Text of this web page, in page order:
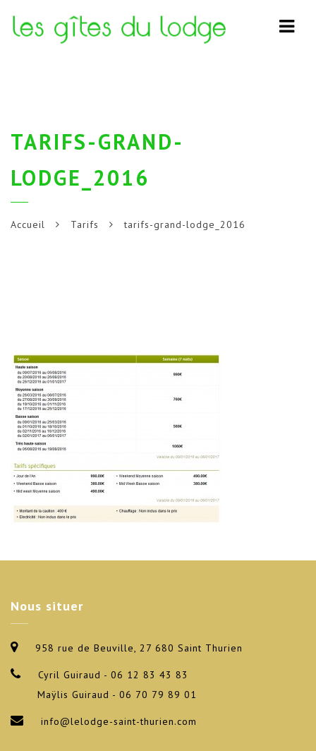
TARIFS-GRAND-
LODGE_2016
Accueil Tarifs tarifs-grand-lodge_2016
Nous situer
958 rue de Beuville, 27 680 Saint Thurien
Cyril Guiraud - 06 12 83 43 83
Maÿlis Guiraud - 06 70 79 89 01
info@lelodge-saint-thurien.com